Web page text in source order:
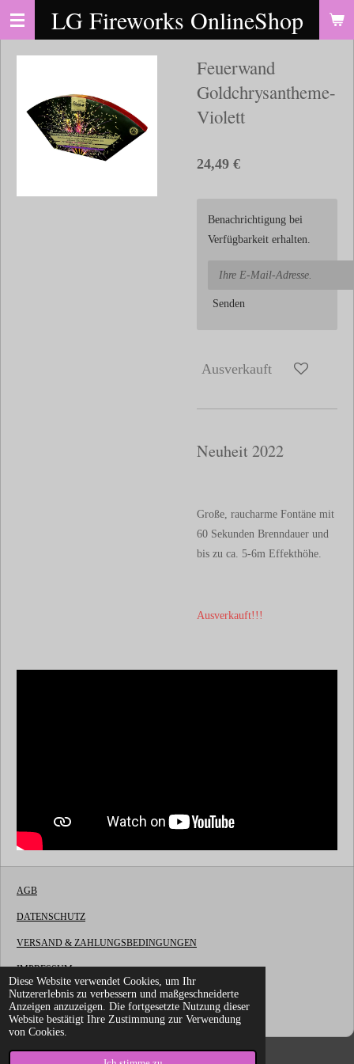
Diese Website verwendet Cookies, um Ihr
Nutzererlebnis zu verbessern und maßgeschneiderte
Anzeigen anzuzeigen. Die fortgesetzte Nutzung dieser
Website bestätigt Ihre Zustimmung zur Verwendung
von Cookies.
Zum
springen
LG Fireworks OnlineShop
Feuerwand
Goldchrysantheme-
Violett
24,49 €
Benachrichtigung bei
Verfügbarkeit erhalten.
Senden
Ausverkauft
Neuheit 2022
Große, raucharme Fontäne mit
60 Sekunden Brenndauer und
bis zu ca. 5-6m Effekthöhe.
Ausverkauft!!!
AGB
DATENSCHUTZ
VERSAND & ZAHLUNGSBEDINGUNGEN
IMPRESSUM
WIDERRUFSBELEHRUNG
© 2022 - 2026 LG Fireworks OnlineShop